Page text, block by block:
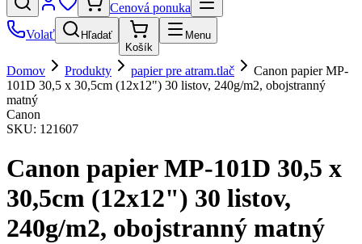
Cenová ponuka
Volať
Hľadať
Košík
Menu
Domov Produkty papier pre atram.tlač
Canon papier MP-
101D 30,5 x 30,5cm (12x12") 30 listov, 240g/m2, obojstranný
matný
Canon
SKU: 121607
Canon papier MP-101D 30,5 x
30,5cm (12x12") 30 listov,
240g/m2, obojstranný matný